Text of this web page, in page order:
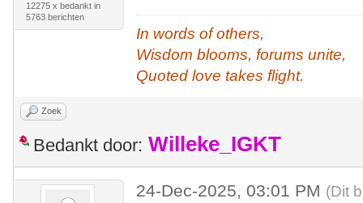
12275 x bedankt in
5763 berichten
In words of others,
Wisdom blooms, forums unite,
Quoted love takes flight.
Zoek
Bedankt door: Willeke_IGKT
24-Dec-2025, 03:01 PM (Dit